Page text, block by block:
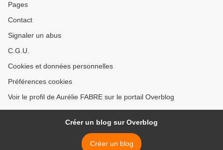
Pages
Contact
Signaler un abus
C.G.U.
Cookies et données personnelles
Préférences cookies
Voir le profil de Aurélie FABRE sur le portail Overblog
Créer un blog sur Overblog
Créer un blog